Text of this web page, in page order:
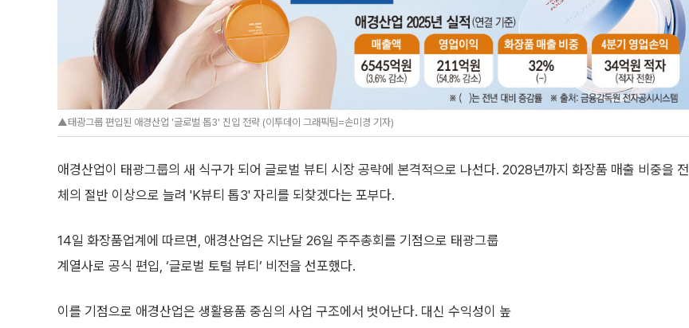
▲태광그룹 편입된 애경산업 '글로벌 톱3' 진입 전략 (이투데이 그래픽팀=손미경 기자)
애경산업이 태광그룹의 새 식구가 되어 글로벌 뷰티 시장 공략에 본격적으로 나선다. 2028년까지 화장품 매출 비중을 전
체의 절반 이상으로 늘려 'K뷰티 톱3' 자리를 되찾겠다는 포부다.
14일 화장품업계에 따르면, 애경산업은 지난달 26일 주주총회를 기점으로 태광그룹
계열사로 공식 편입, ‘글로벌 토털 뷰티’ 비전을 선포했다.
이를 기점으로 애경산업은 생활용품 중심의 사업 구조에서 벗어난다. 대신 수익성이 높